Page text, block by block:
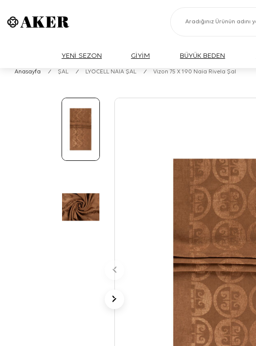
YENİ SEZON GİYİM BÜYÜK BEDEN
Anasayfa / ŞAL / LYOCELL NAIA ŞAL / Vizon 75 X 190 Naia Rivela Şal